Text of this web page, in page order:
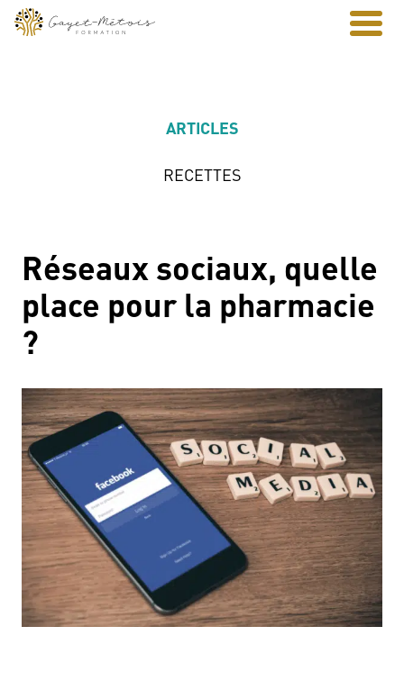
ARTICLES
RECETTES
Réseaux sociaux, quelle
place pour la pharmacie
?